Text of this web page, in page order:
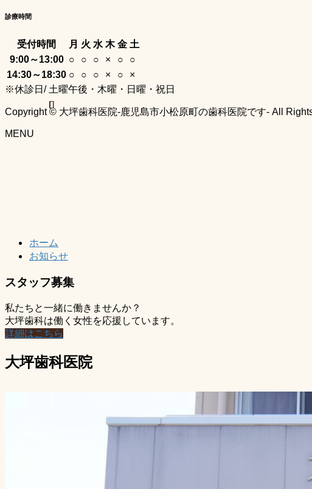
スタッフ募集
私たちと一緒に働きませんか？
大坪歯科は働く女性を応援しています。
詳細はこちら
大坪歯科医院
診療時間
受付時間 月 火 水 木 金 土
9:00～13:00 ○ ○ ○ × ○
○
14:30～18:30 ○ ○ ○ × ○
×
※休診日/ 土曜午後・木曜・日曜・祝日
Copyright © 大坪歯科医院-鹿児島市小松原町の歯科医院です- All
MENU
ホーム
お知らせ